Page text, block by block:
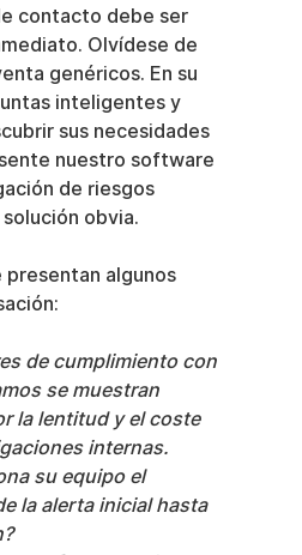
contacto debe ser
Olvídese de
genéricos. En su
inteligentes y
sus necesidades
nuestro software
de riesgos
obvia.
presentan algunos
de cumplimiento con
se muestran
la lentitud y el coste
internas.
su equipo el
la alerta inicial hasta